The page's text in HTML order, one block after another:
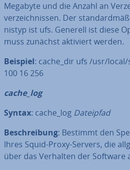
Megabyte und die Anzahl an
ver­zeich­nis­sen. Der
nis­typ ist ufs. Generell ist diese
muss zunächst aktiviert werden.
Beispiel: cache_dir ufs /usr/
100 16 256
cache_log
Syntax: cache_log Dateipfad
Be­schrei­bung: Bestimmt den
Ihres Squid-Proxy-Servers, die
über das Verhalten der Software